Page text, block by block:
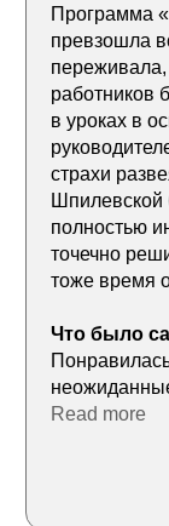
Программа
превзошла
переживала,
работников
в уроках в
страхи
полностью
точечно
тоже время
Что было
обратная
Read more